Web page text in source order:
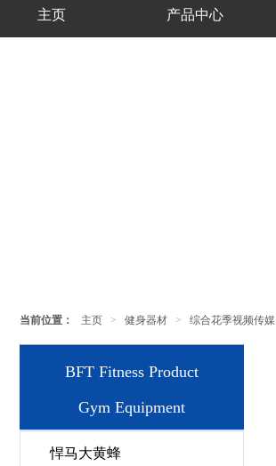
主页 产品中心
当前位置： 主页 > 健身器材 > 综合花季视频传媒
BFT Fitness Product
Gym Equipment
悍马大黄蜂